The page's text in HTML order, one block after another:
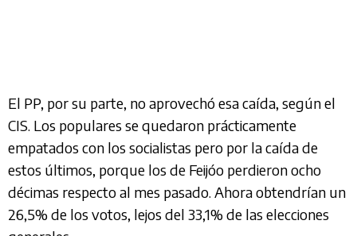
El PP, por su parte, no aprovechó esa caída, según el
CIS. Los populares se quedaron prácticamente
empatados con los socialistas pero por la caída de
estos últimos, porque los de Feijóo perdieron ocho
décimas respecto al mes pasado. Ahora obtendrían un
26,5% de los votos, lejos del 33,1% de las elecciones